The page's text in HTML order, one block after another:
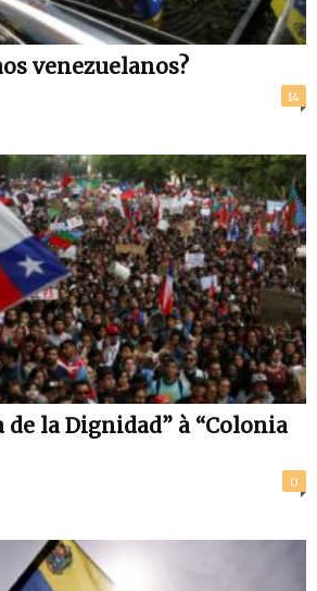
venezuelanos?
14
de la Dignidad” à “Colonia
0